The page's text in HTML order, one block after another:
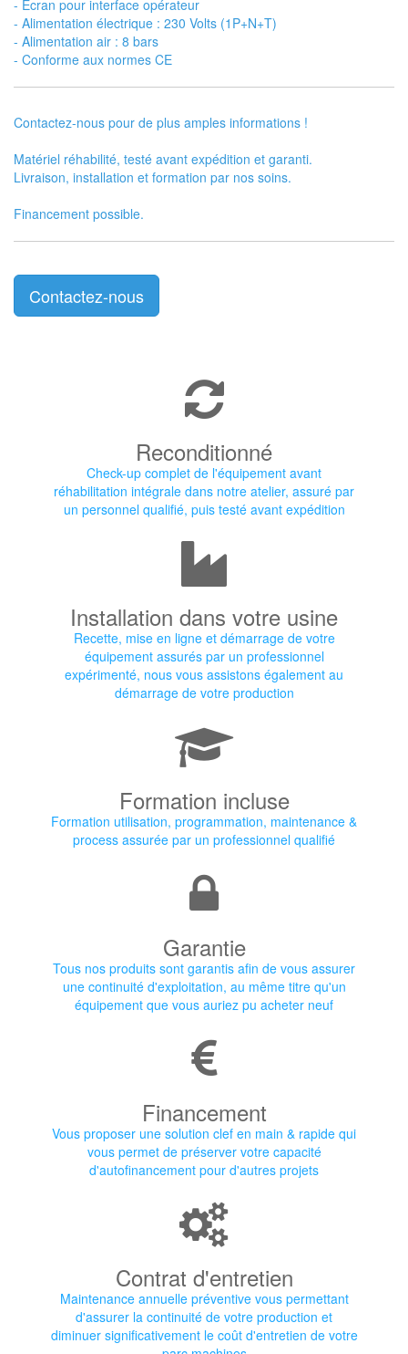
- Écran pour interface opérateur
- Alimentation électrique : 230 Volts (1P+N+T)
- Alimentation air : 8 bars
- Conforme aux normes CE
Contactez-nous pour de plus amples informations !
Matériel réhabilité, testé avant expédition et garanti.
Livraison, installation et formation par nos soins.
Financement possible.
Contactez-nous
Reconditionné
Check-up complet de l'équipement avant
réhabilitation intégrale dans notre atelier, assuré par
un personnel qualifié, puis testé avant expédition
Installation dans votre usine
Recette, mise en ligne et démarrage de votre
équipement assurés par un professionnel
expérimenté, nous vous assistons également au
démarrage de votre production
Formation incluse
Formation utilisation, programmation, maintenance &
process assurée par un professionnel qualifié
Garantie
Tous nos produits sont garantis afin de vous assurer
une continuité d'exploitation, au même titre qu'un
équipement que vous auriez pu acheter neuf
Financement
Vous proposer une solution clef en main & rapide qui
vous permet de préserver votre capacité
d'autofinancement pour d'autres projets
Contrat d'entretien
Maintenance annuelle préventive vous permettant
d'assurer la continuité de votre production et
diminuer significativement le coût d'entretien de votre